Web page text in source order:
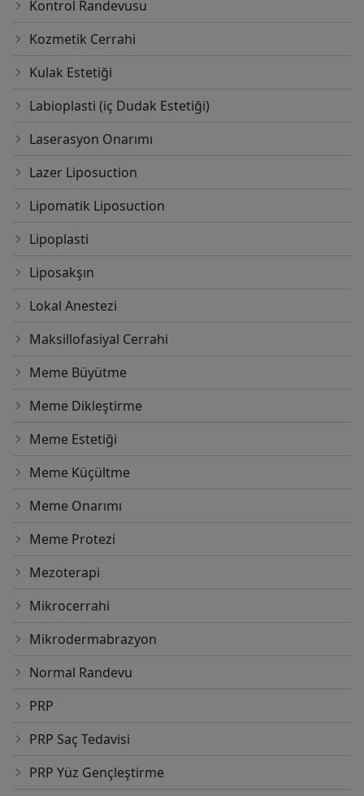
Kontrol Randevusu
Kozmetik Cerrahi
Kulak Estetiği
Labioplasti (iç Dudak Estetiği)
Laserasyon Onarımı
Lazer Liposuction
Lipomatik Liposuction
Lipoplasti
Liposakşın
Lokal Anestezi
Maksillofasiyal Cerrahi
Meme Büyütme
Meme Dikleştirme
Meme Estetiği
Meme Küçültme
Meme Onarımı
Meme Protezi
Mezoterapi
Mikrocerrahi
Mikrodermabrazyon
Normal Randevu
PRP
PRP Saç Tedavisi
PRP Yüz Gençleştirme